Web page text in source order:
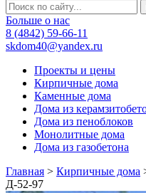
Больше о нас
8 (4842) 59-66-11
skdom40@yandex.ru
Проекты и цены
Кирпичные дома
Каменные дома
Дома из
Дома из пеноблоков
Монолитные дома
Дома из газобетона
Главная > Кирпичные дома
Д-52-97